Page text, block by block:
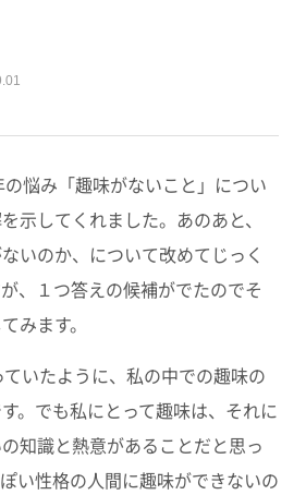
悩み「趣味がないこと」につい
示してくれました。あのあと、
いのか、について改めてじっく
、１つ答えの候補がでたのでそ
みます。
いたように、私の中での趣味の
。でも私にとって趣味は、それに
知識と熱意があることだと思っ
い性格の人間に趣味ができないの